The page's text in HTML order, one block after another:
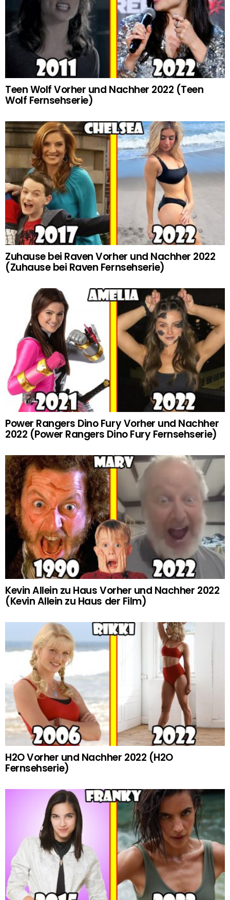
Teen Wolf Vorher und Nachher 2022 (Teen
Wolf Fernsehserie)
Zuhause bei Raven Vorher und Nachher 2022
(Zuhause bei Raven Fernsehserie)
Power Rangers Dino Fury Vorher und Nachher
2022 (Power Rangers Dino Fury Fernsehserie)
Kevin Allein zu Haus Vorher und Nachher 2022
(Kevin Allein zu Haus der Film)
H2O Vorher und Nachher 2022 (H2O
Fernsehserie)